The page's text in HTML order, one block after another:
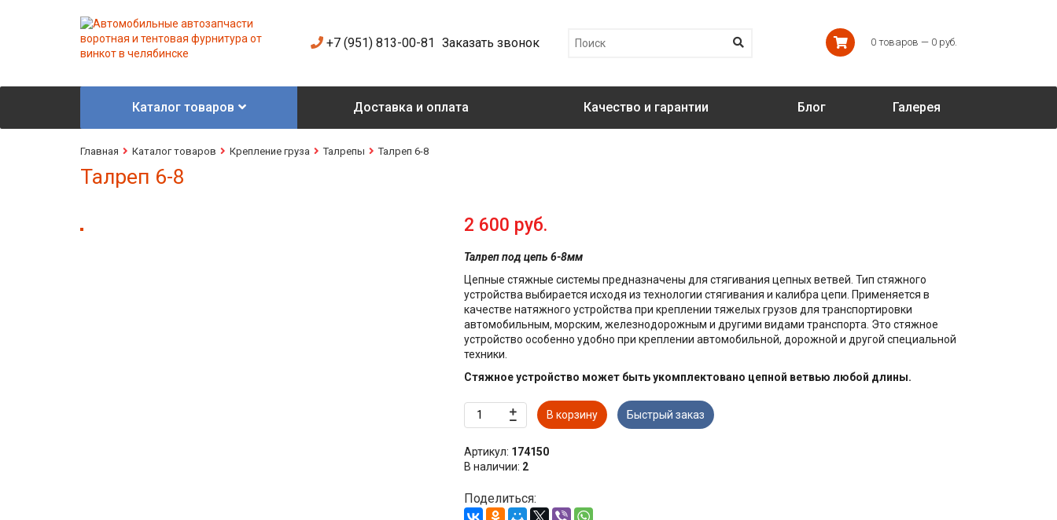
+7 (951) 813-00-81 Заказать звонок 0 товаров — 0 руб.
Каталог товаров Доставка и оплата Качество и гарантии Блог Галерея
Главная Каталог товаров Крепление груза Талрепы Талреп 6-8
Талреп 6-8
2 600 руб.
Талреп под цепь 6-8мм
Цепные стяжные системы предназначены для стягивания цепных ветвей. Тип стяжного
устройства выбирается исходя из технологии стягивания и калибра цепи. Применяется в
качестве натяжного устройства при креплении тяжелых грузов для транспортировки
автомобильным, морским, железнодорожным и другими видами транспорта. Это стяжное
устройство особенно удобно при креплении автомобильной, дорожной и другой специальной
техники.
Стяжное устройство может быть укомплектовано цепной ветвью любой длины.
В корзину Быстрый заказ
Артикул: 174150
В наличии: 2
Поделиться: